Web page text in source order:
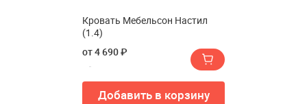
Кровать Мебельсон Настил
(1.4)
от 4 690 ₽
Добавить в корзину